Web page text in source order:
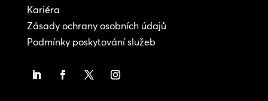
Kariéra
Zásady ochrany osobních údajů
Podmínky poskytování služeb